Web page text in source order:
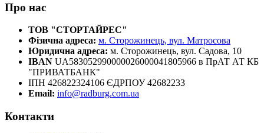
Про нас
ТОВ "СТОРТАЙРЕС"
Фізична адреса: м. Сторожинець, вул. Матросова
Юридична адреса: м. Сторожинець, вул. Садова, 10
IBAN UA583052990000026000041805966 в ПрАТ АТ КБ
"ПРИВАТБАНК"
ІПН 426822324106 ЄДРПОУ 42682233
Email: info@radburg.com.ua
Контакти